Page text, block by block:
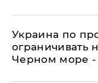
Украина по
ограничивать
Черном море -